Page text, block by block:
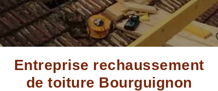
Entreprise rechaussement
de toiture Bourguignon